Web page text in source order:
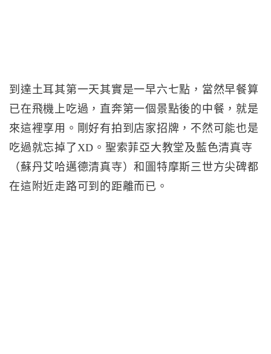
到達土耳其第一天其實是一早六七點，當然早餐算
已在飛機上吃過，直奔第一個景點後的中餐，就是
來這裡享用。剛好有拍到店家招牌，不然可能也是
吃過就忘掉了XD。聖索菲亞大教堂及藍色清真寺
（蘇丹艾哈邁德清真寺）和圖特摩斯三世方尖碑都
在這附近走路可到的距離而已。